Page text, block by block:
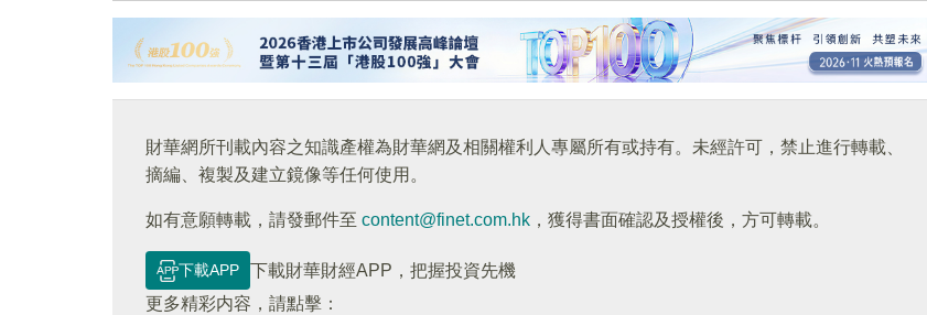
財華網所刊載內容之知識產權為財華網及相關權利人專屬所有或持有。未經許可，禁止進行轉載、
摘編、複製及建立鏡像等任何使用。
如有意願轉載，請發郵件至 content@finet.com.hk ，獲得書面確認及授權後，方可轉載。
下載APP
下載財華財經APP，把握投資先機
更多精彩内容，請點擊：